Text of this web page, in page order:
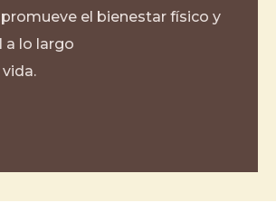
el bienestar físico y
a lo largo